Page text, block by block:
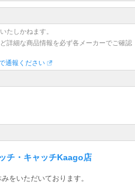
分)
1(回転/分)
安)】
たしかねます。
詳細な商品情報を必ず各メーカーでご確認
通報ください
チ・キャッチKaago店
をいただいております。